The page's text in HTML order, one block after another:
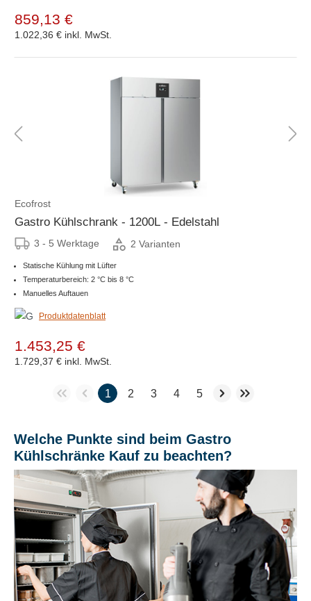
859,13 €
1.022,36 € inkl. MwSt.
Ecofrost
Gastro Kühlschrank - 1200L - Edelstahl
3 - 5 Werktage 2 Varianten
Statische Kühlung mit Lüfter
Temperaturbereich: 2 °C bis 8 °C
Manuelles Auftauen
Produktdatenblatt
1.453,25 €
1.729,37 € inkl. MwSt.
1 2 3 4 5
Welche Punkte sind beim Gastro
Kühlschränke Kauf zu beachten?